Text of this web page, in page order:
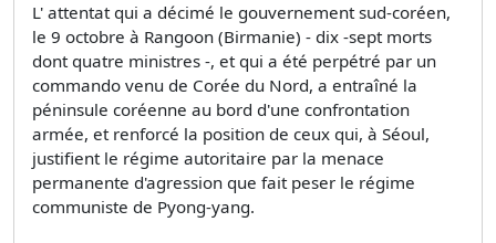
L' attentat qui a décimé le gouvernement sud-coréen,
le 9 octobre à Rangoon (Birmanie) - dix -sept morts
dont quatre ministres -, et qui a été perpétré par un
commando venu de Corée du Nord, a entraîné la
péninsule coréenne au bord d'une confrontation
armée, et renforcé la position de ceux qui, à Séoul,
justifient le régime autoritaire par la menace
permanente d'agression que fait peser le régime
communiste de Pyong-yang.